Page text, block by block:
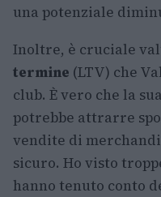
una potenziale
Inoltre, è cruciale
termine (LTV) che
club. È vero che la
potrebbe attrarre
vendite di
sicuro. Ho visto
hanno tenuto conto